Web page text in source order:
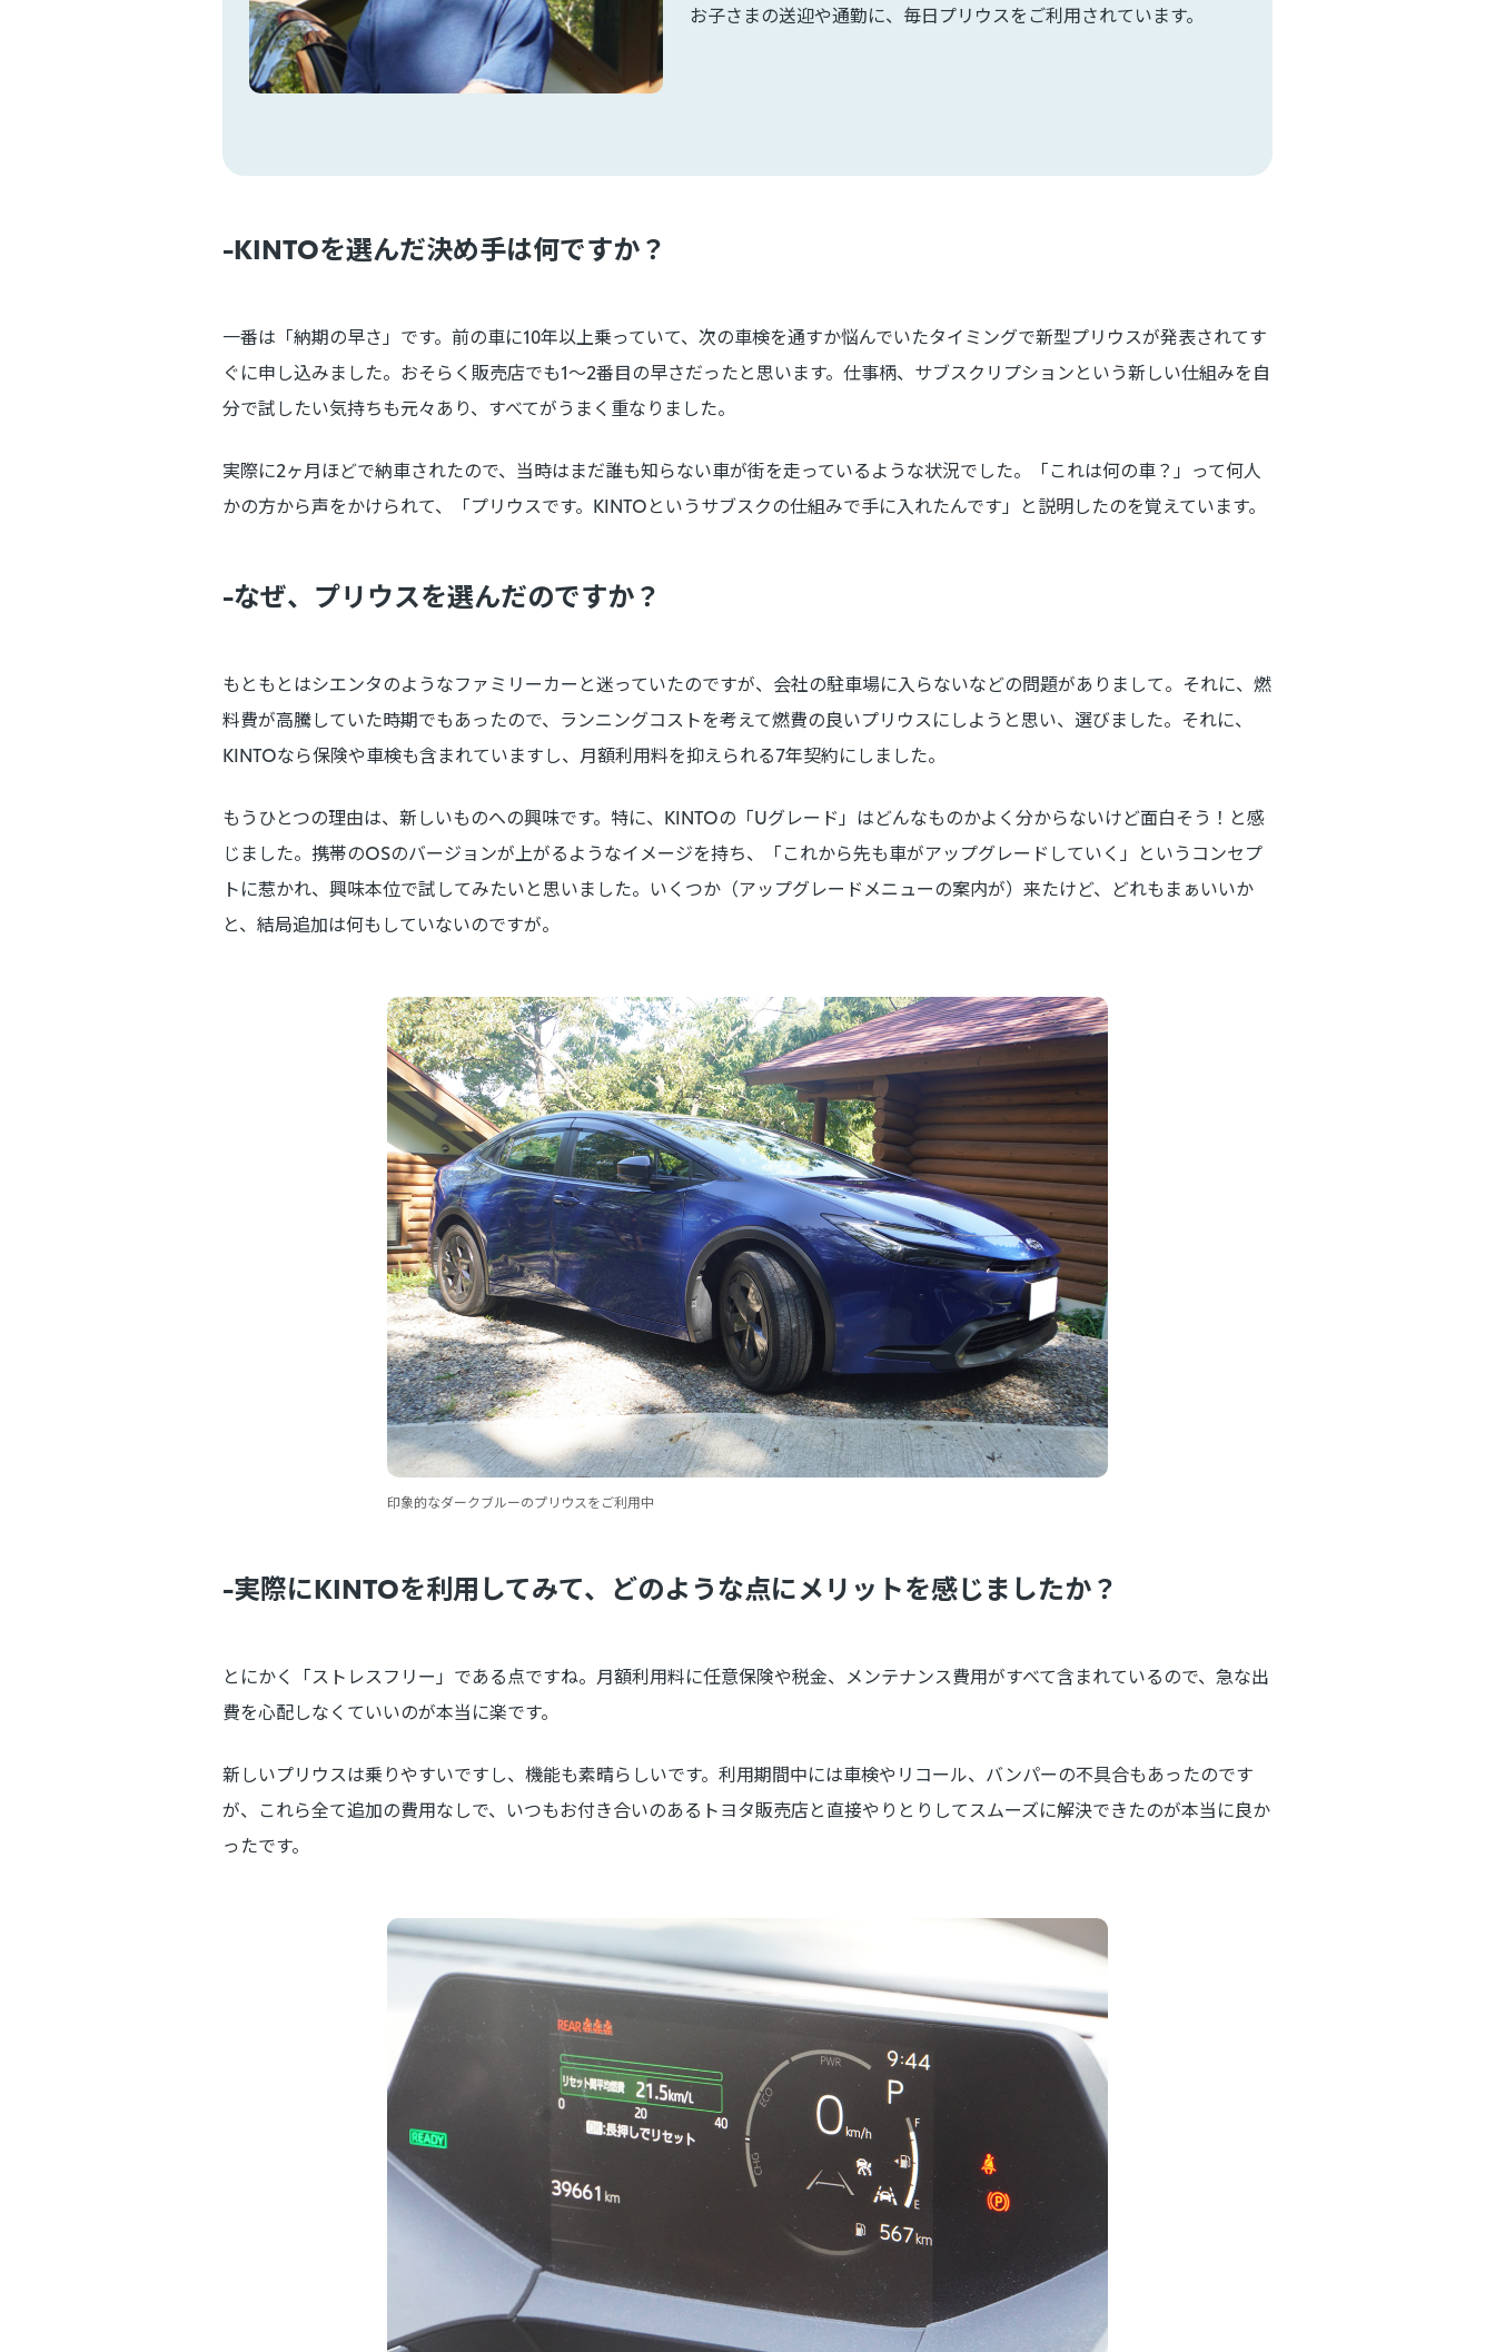
お子さまの送迎や通勤に、毎日プリウスをご利用されています。
-KINTOを選んだ決め手は何ですか？
一番は「納期の早さ」です。前の車に10年以上乗っていて、次の車検を通すか悩んでいたタイミングで新型プリウスが発表されてす
ぐに申し込みました。おそらく販売店でも1〜2番目の早さだったと思います。仕事柄、サブスクリプションという新しい仕組みを自
分で試したい気持ちも元々あり、すべてがうまく重なりました。
実際に2ヶ月ほどで納車されたので、当時はまだ誰も知らない車が街を走っているような状況でした。「これは何の車？」って何人
かの方から声をかけられて、「プリウスです。KINTOというサブスクの仕組みで手に入れたんです」と説明したのを覚えています。
-なぜ、プリウスを選んだのですか？
もともとはシエンタのようなファミリーカーと迷っていたのですが、会社の駐車場に入らないなどの問題がありまして。それに、燃
料費が高騰していた時期でもあったので、ランニングコストを考えて燃費の良いプリウスにしようと思い、選びました。それに、
KINTOなら保険や車検も含まれていますし、月額利用料を抑えられる7年契約にしました。
もうひとつの理由は、新しいものへの興味です。特に、KINTOの「Uグレード」はどんなものかよく分からないけど面白そう！と感
じました。携帯のOSのバージョンが上がるようなイメージを持ち、「これから先も車がアップグレードしていく」というコンセプ
トに惹かれ、興味本位で試してみたいと思いました。いくつか（アップグレードメニューの案内が）来たけど、どれもまぁいいか
と、結局追加は何もしていないのですが。
印象的なダークブルーのプリウスをご利用中
-実際にKINTOを利用してみて、どのような点にメリットを感じましたか？
とにかく「ストレスフリー」である点ですね。月額利用料に任意保険や税金、メンテナンス費用がすべて含まれているので、急な出
費を心配しなくていいのが本当に楽です。
新しいプリウスは乗りやすいですし、機能も素晴らしいです。利用期間中には車検やリコール、バンパーの不具合もあったのです
が、これら全て追加の費用なしで、いつもお付き合いのあるトヨタ販売店と直接やりとりしてスムーズに解決できたのが本当に良か
ったです。